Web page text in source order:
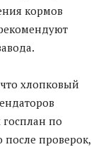
кормов
хлопковый
по
после проверок,